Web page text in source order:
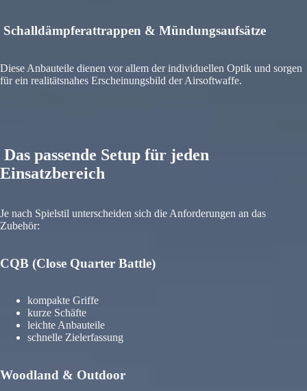
Schalldämpferattrappen & Mündungsaufsätze
Diese Anbauteile dienen vor allem der individuellen Optik und sorgen
für ein realitätsnahes Erscheinungsbild der Airsoftwaffe.
Das passende Setup für jeden
Einsatzbereich
Je nach Spielstil unterscheiden sich die Anforderungen an das
Zubehör:
CQB (Close Quarter Battle)
kompakte Griffe
kurze Schäfte
leichte Anbauteile
schnelle Zielerfassung
Woodland & Outdoor